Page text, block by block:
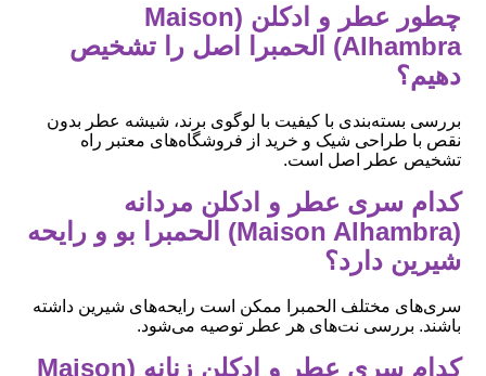
چطور عطر و ادکلن (Maison
Alhambra) الحمبرا اصل را تشخیص
دهیم؟
بررسی بسته‌بندی با کیفیت با لوگوی برند، شیشه عطر بدون
نقص با طراحی شیک و خرید از فروشگاه‌های معتبر راه
تشخیص عطر اصل است.
کدام سری عطر و ادکلن مردانه
(Maison Alhambra) الحمبرا بو و رایحه
شیرین دارد؟
سری‌های مختلف الحمبرا ممکن است رایحه‌های شیرین داشته
باشند. بررسی نت‌های هر عطر توصیه می‌شود.
کدام سری عطر و ادکلن زنانه (Maison